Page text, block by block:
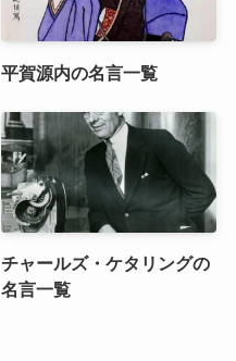
平賀源内の名言一覧
チャールズ・ケタリングの
名言一覧